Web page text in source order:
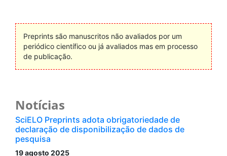
Preprints são manuscritos não avaliados por um
periódico científico ou já avaliados mas em processo
de publicação.
Notícias
SciELO Preprints adota obrigatoriedade de
declaração de disponibilização de dados de
pesquisa
19 agosto 2025